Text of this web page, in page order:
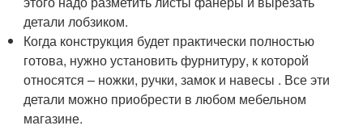
детали лобзиком.
Когда конструкция будет практически полностью
готова, нужно установить фурнитуру, к которой
относятся – ножки, ручки, замок и навесы . Все эти
детали можно приобрести в любом мебельном
магазине.